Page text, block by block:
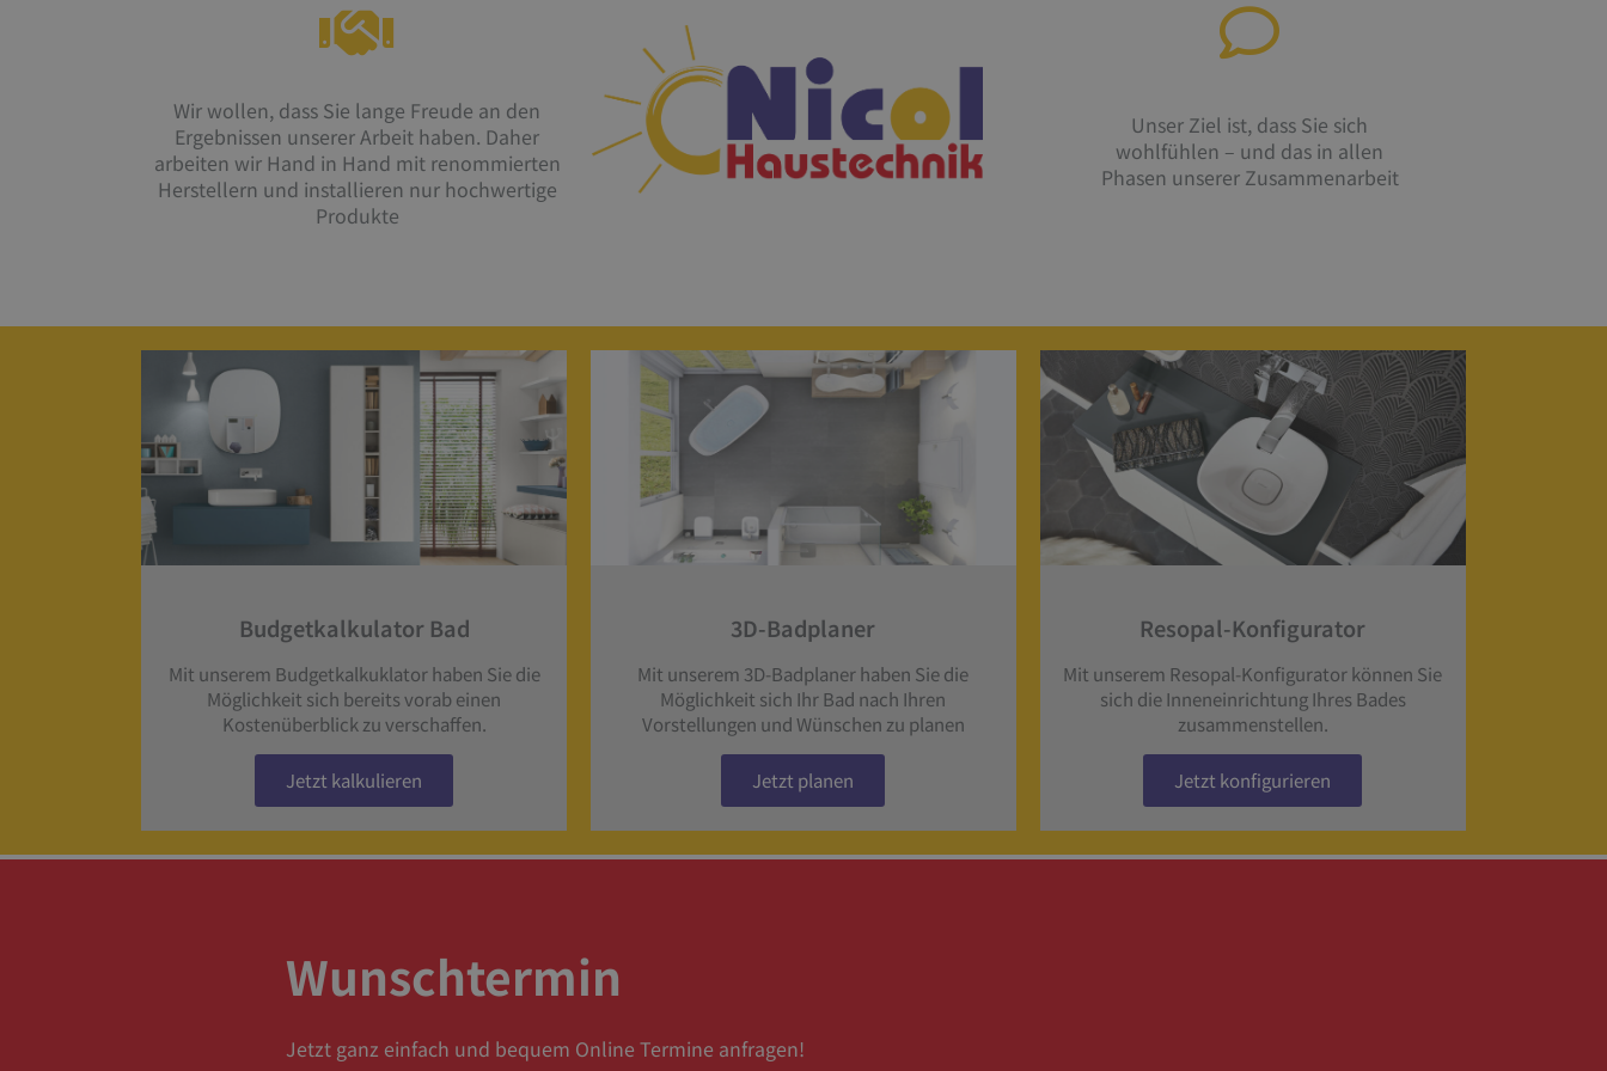
Wir wollen, dass Sie lange Freude an den
Ergebnissen unserer Arbeit haben. Daher
arbeiten wir Hand in Hand mit renommierten
Herstellern und installieren nur hochwertige
Produkte
Wir freuen uns auf Ihren Kontakt
Hier klicken
Unser Ziel ist, dass Sie sich
wohlfühlen – und das in allen
Phasen unserer Zusammenarbeit
Budgetkalkulator Bad
Mit unserem Budgetkalkuklator haben Sie die
Möglichkeit sich bereits vorab einen
Kostenüberblick zu verschaffen.
Jetzt kalkulieren
3D-Badplaner
Mit unserem 3D-Badplaner haben Sie die
Möglichkeit sich Ihr Bad nach Ihren
Vorstellungen und Wünschen zu planen
Jetzt planen
Resopal-Konfigurator
Mit unserem Resopal-Konfigurator können Sie
sich die Inneneinrichtung Ihres Bades
zusammenstellen.
Jetzt konfigurieren
Wunschtermin
Jetzt ganz einfach und bequem Online Termine anfragen!